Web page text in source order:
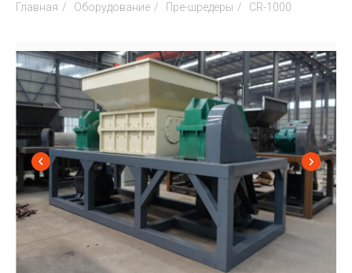
ПЕРЕРАБОТКА РЕЗИНЫ
ПЕРЕРАБОТКА ПЛАСТИКА
ПЕРЕРАБОТКА ДРЕВЕСИНЫ
О НАС
СТАНКИ ДЛЯ РАЗДЕЛКИ
КАБЕЛЯ
ОПЛАТА И ДОСТАВКА
ГАРАНТИИ
ПОЛЕЗНЫЕ СТАТЬИ
Главная / Оборудование / Пре-шредеры / CR-1000